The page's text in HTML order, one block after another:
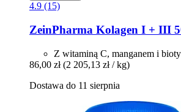
4.9 (15)
ZeinPharma Kolagen I + III
Z witaminą C, manganem i
86,00 zł (2 205,13 zł / kg)
Dostawa do 11 sierpnia